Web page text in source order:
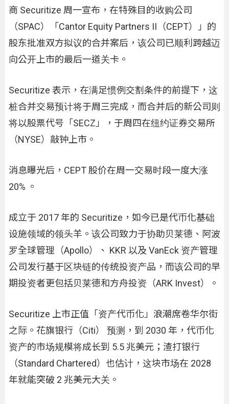
商 Securitize 周一宣布，在特殊目的收购公司
（SPAC）「Cantor Equity Partners II（CEPT）」的
股东批准双方拟议的合并案后，该公司已顺利跨越迈
向公开上市的最后一道关卡。
Securitize 表示，在满足惯例交割条件的前提下，这
桩合并交易预计将于周三完成，而合并后的新公司则
将以股票代号「SECZ」，于周四在纽约证券交易所
（NYSE）敲钟上市。
消息曝光后，CEPT 股价在周一交易时段一度大涨
20% 。
成立于 2017 年的 Securitize，如今已是代币化基础
设施领域的领头羊。该公司致力于协助贝莱德、阿波
罗全球管理（Apollo）、 KKR 以及 VanEck 资产管理
公司发行基于区块链的传统投资产品，而该公司的早
期投资者更包括贝莱德和方舟投资（ARK Invest）。
Securitize 上市正值「资产代币化」浪潮席卷华尔街
之际。花旗银行（Citi） 预测，到 2030 年，代币化
资产的市场规模将成长到 5.5 兆美元；渣打银行
（Standard Chartered）也估计，这块市场在 2028
年就能突破 2 兆美元大关。